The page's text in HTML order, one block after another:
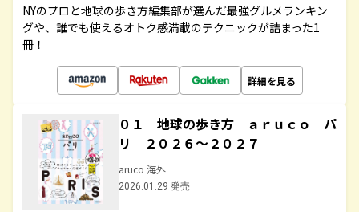
NYのプロと地球の歩き方編集部が選んだ最強グルメランキン
グや、誰でも使えるオトク感満載のテクニックが詰まった1
冊！
詳細を見る
０１ 地球の歩き方 ａｒｕｃｏ パ
リ ２０２６～２０２７
aruco 海外
2026.01.29 発売